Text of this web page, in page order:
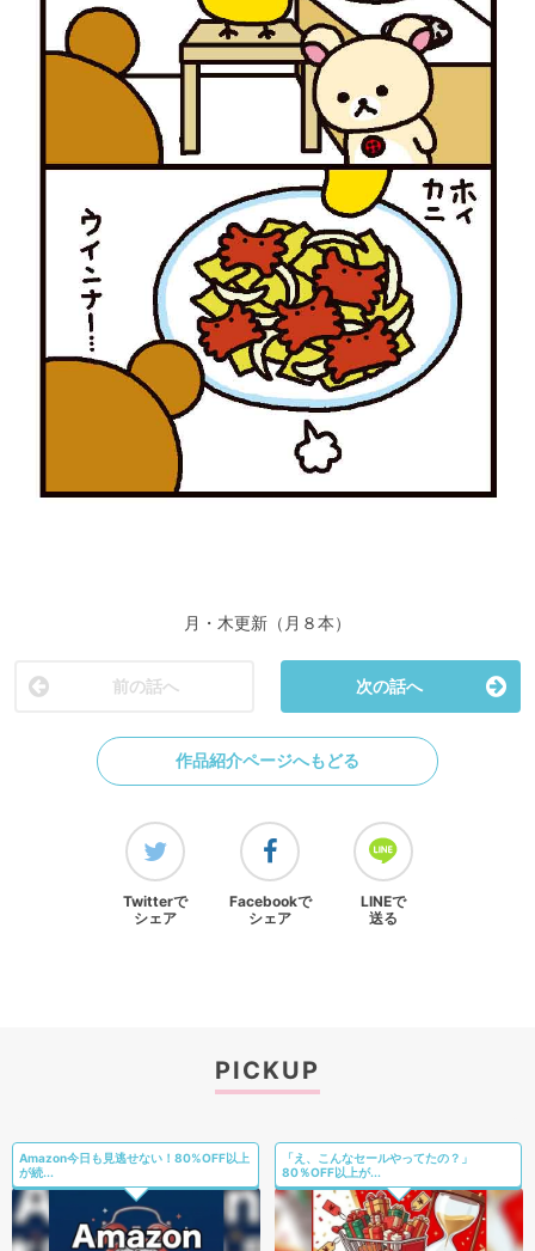
月・木更新（月８本）
前の話へ 次の話へ
作品紹介ページへもどる
Twitterで
シェア
Facebookで
シェア
LINEで
送る
PICKUP
Amazon今日も見逃せない！80%OFF以上
が続...
「え、こんなセールやってたの？」
80％OFF以上が...